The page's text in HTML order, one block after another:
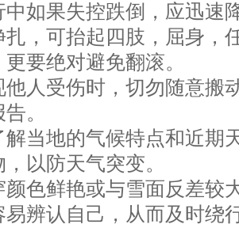
中如果失控跌倒，应迅速
扎，可抬起四肢，屈身，
要绝对避免翻滚。
他人受伤时，切勿随意搬
。
解当地的气候特点和近期
以防天气突变。
颜色鲜艳或与雪面反差较
易辨认自己，从而及时绕